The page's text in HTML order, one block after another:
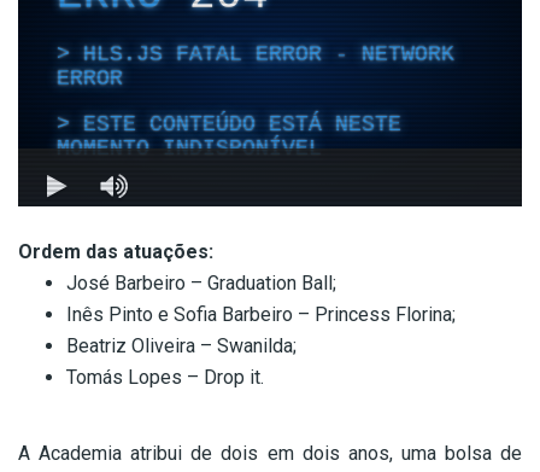
Ordem das atuações:
José Barbeiro – Graduation Ball;
Inês Pinto e Sofia Barbeiro – Princess Florina;
Beatriz Oliveira – Swanilda;
Tomás Lopes – Drop it.
A Academia atribui de dois em dois anos, uma bolsa de